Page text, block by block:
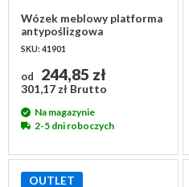
Wózek meblowy platforma
antypoślizgowa
720x480mm
SKU: 41901
od 244,85 zł
301,17 zł Brutto
Na magazynie
2-5 dni roboczych
OUTLET